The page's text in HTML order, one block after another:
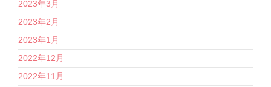
2023年3月
2023年2月
2023年1月
2022年12月
2022年11月